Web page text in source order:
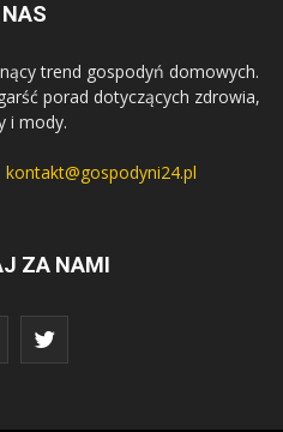
NAS
trend gospodyń domowych.
porad dotyczących zdrowia,
i mody.
kontakt@gospodyni24.pl
ZA NAMI